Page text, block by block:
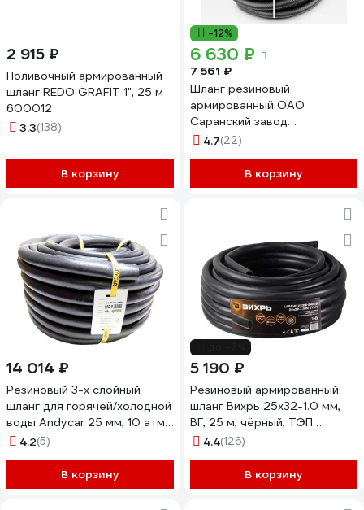
2 915 ₽
Поливочный армированный
шланг REDO GRAFIT 1", 25 м
600012
3.3(138)
В корзину
-12%
6 630 ₽
7 561 ₽
Шланг резиновый
армированный ОАО
Саранский завод
Резинотехника д. 25мм, 4
25-0,4-В 40м
4.7(22)
В корзину
14 014 ₽
Резиновый 3-х слойный
шланг для горячей/холодной
воды Andycar 25 мм, 10 атм,
40 м H21
4.2(5)
В корзину
5 190 ₽
Резиновый армированный
шланг Вихрь 25x32-1.0 мм,
ВГ, 25 м, чёрный, ТЭП
73/7/2/36
4.4(126)
В корзину